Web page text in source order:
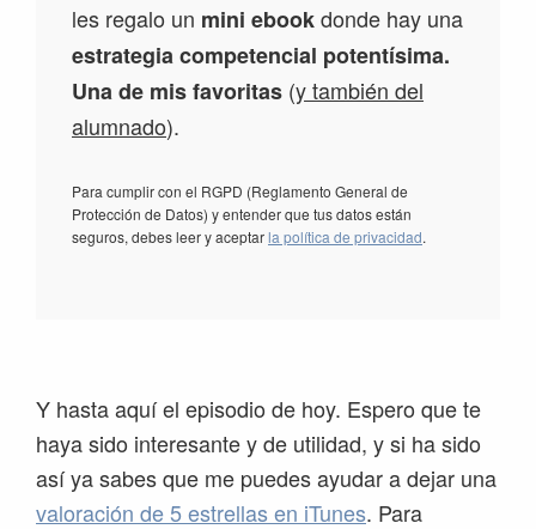
les regalo un mini ebookdonde hay una
estrategia competencial potentísima.
Una de mis favoritas (y también del
alumnado).
Para cumplir con el RGPD (Reglamento General de
Protección de Datos) y entender que tus datos están
seguros, debes leer y aceptarla política de privacidad.
Y hasta aquí el episodio de hoy. Espero que te
haya sido interesante y de utilidad, y si ha sido
así ya sabes que me puedes ayudar a dejar una
valoración de 5 estrellas en iTunes. Para